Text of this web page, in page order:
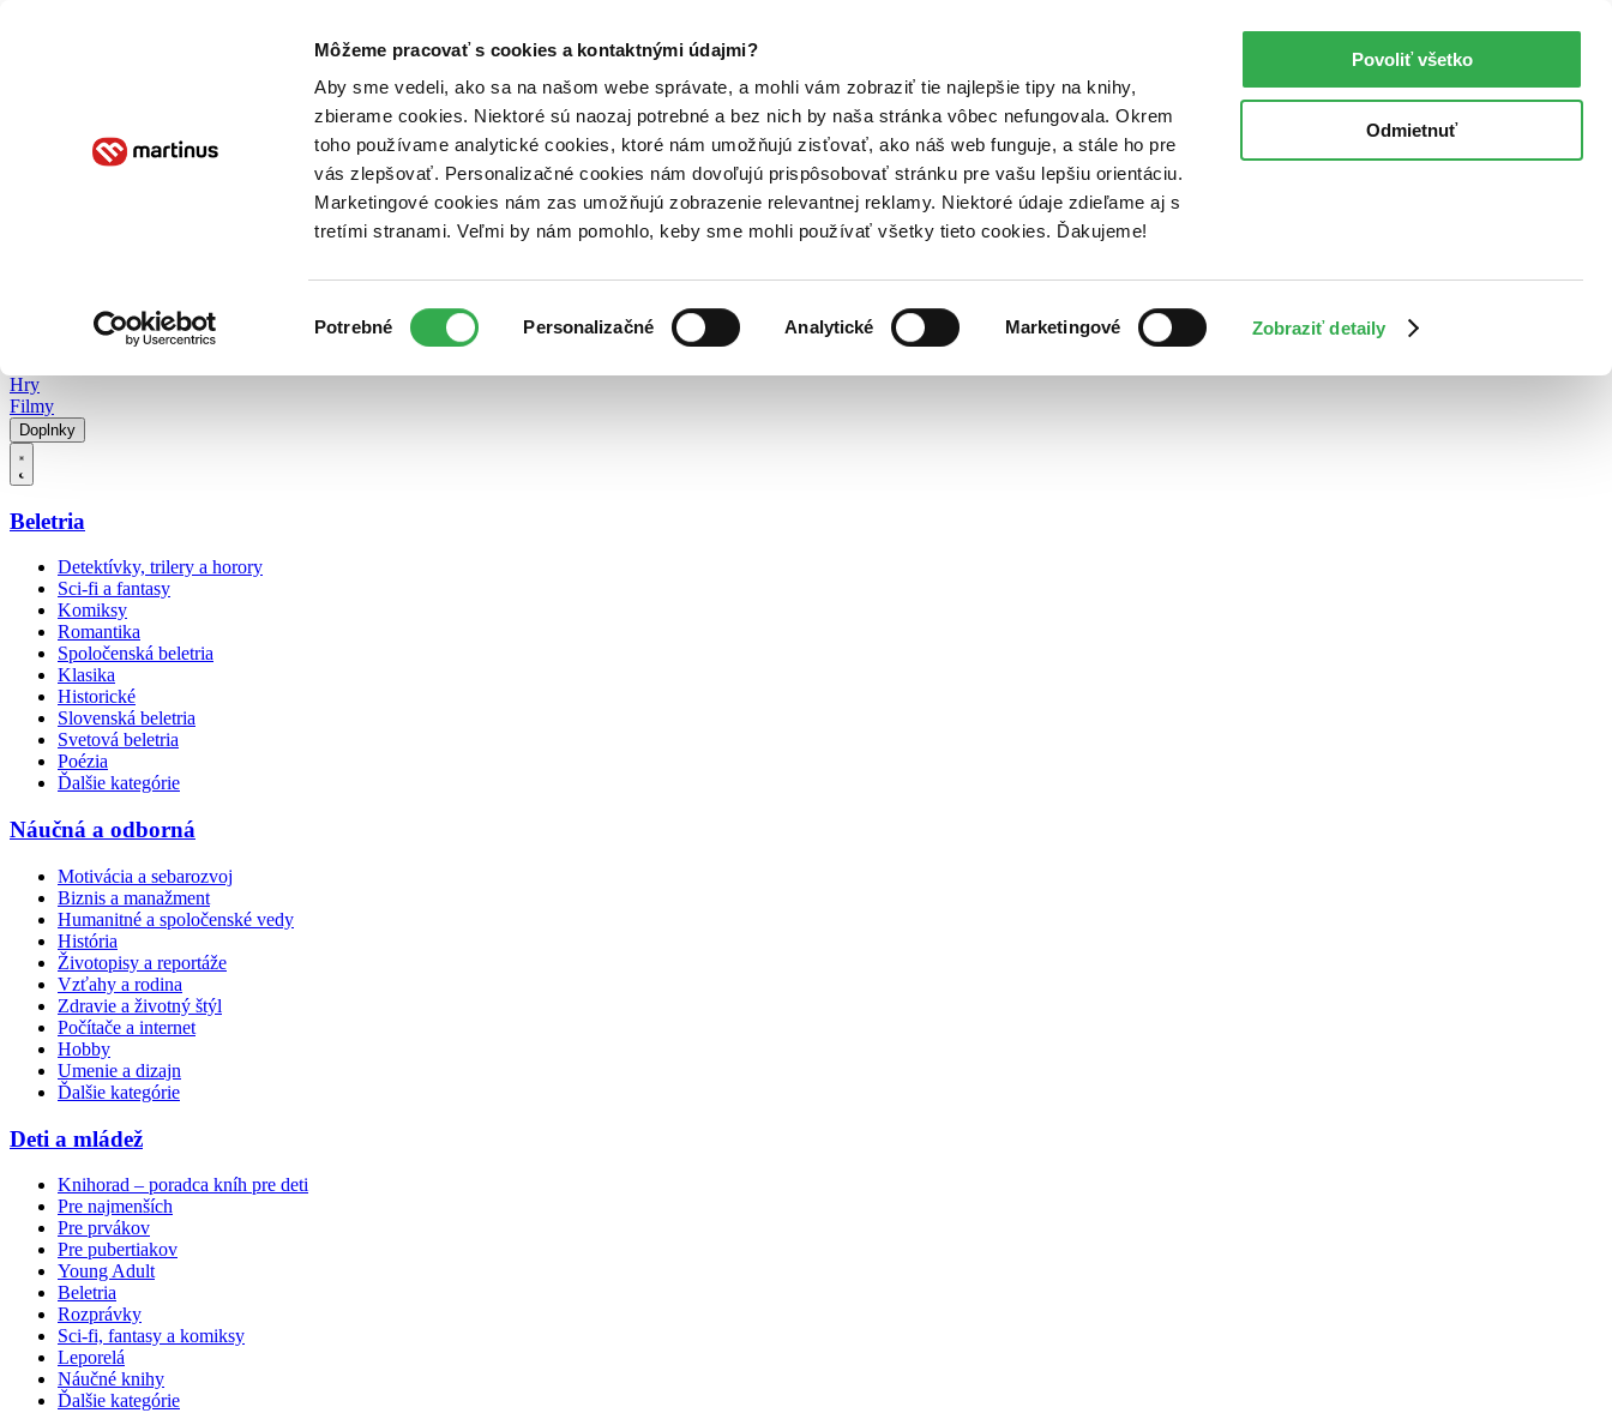
Môžeme pracovať s cookies a kontaktnými údajmi?
Aby sme vedeli, ako sa na našom webe správate, a mohli vám zobraziť tie najlepšie tipy na knihy,
zbierame cookies. Niektoré sú naozaj potrebné a bez nich by naša stránka vôbec nefungovala. Okrem
toho používame analytické cookies, ktoré nám umožňujú zisťovať, ako náš web funguje, a stále ho pre
vás zlepšovať. Personalizačné cookies nám dovoľujú prispôsobovať stránku pre vašu lepšiu orientáciu.
Marketingové cookies nám zas umožňujú zobrazenie relevantnej reklamy. Niektoré údaje zdieľame aj s
tretími stranami. Veľmi by nám pomohlo, keby sme mohli používať všetky tieto cookies. Ďakujeme!
súhlasu
Potrebné Personalizačné Analytické Marketingové Zobraziť detaily
Povoliť všetko
Odmietnuť
Poukážky Kontakt
Hry
Filmy
Doplnky
Beletria
Detektívky, trilery a horory
Sci-fi a fantasy
Komiksy
Romantika
Spoločenská beletria
Klasika
Historické
Slovenská beletria
Svetová beletria
Poézia
Ďalšie kategórie
Náučná a odborná
Motivácia a sebarozvoj
Biznis a manažment
Humanitné a spoločenské vedy
História
Životopisy a reportáže
Vzťahy a rodina
Zdravie a životný štýl
Počítače a internet
Hobby
Umenie a dizajn
Ďalšie kategórie
Deti a mládež
Knihorad – poradca kníh pre deti
Pre najmenších
Pre prvákov
Pre pubertiakov
Young Adult
Beletria
Rozprávky
Sci-fi, fantasy a komiksy
Leporelá
Náučné knihy
Ďalšie kategórie